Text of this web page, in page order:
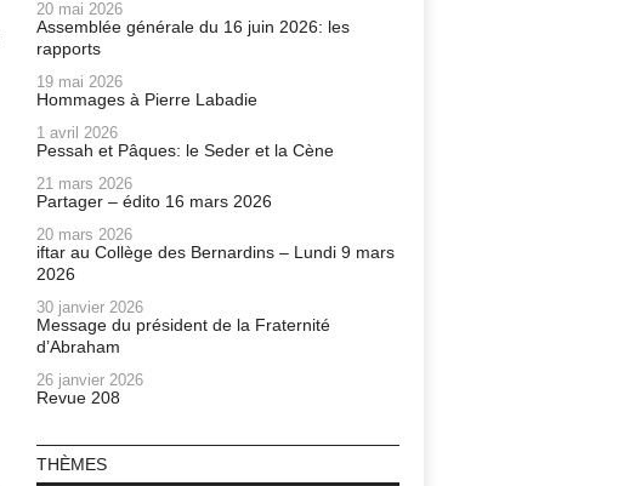
20 mai 2026
Assemblée générale du 16 juin 2026: les
rapports
19 mai 2026
Hommages à Pierre Labadie
1 avril 2026
Pessah et Pâques: le Seder et la Cène
21 mars 2026
Partager – édito 16 mars 2026
20 mars 2026
iftar au Collège des Bernardins – Lundi 9 mars
2026
30 janvier 2026
Message du président de la Fraternité
d’Abraham
26 janvier 2026
Revue 208
THÈMES